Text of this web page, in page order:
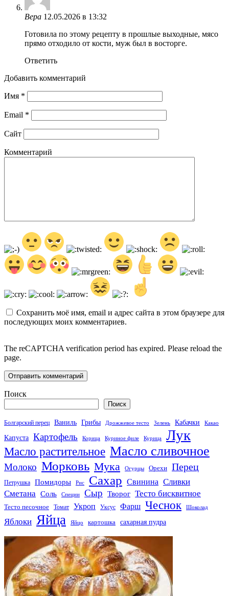
Вера 12.05.2026 в 13:32
Готовила по этому рецепту в прошлые выходные, мясо
прямо отходило от кости, муж был в восторге.
Ответить
Добавить комментарий
Имя *
Email *
Сайт
Комментарий
Сохранить моё имя, email и адрес сайта в этом браузере для
последующих моих комментариев.
The reCAPTCHA verification period has expired. Please reload the
page.
Поиск
Поиск
Болгарский перец Ваниль Грибы Дрожжевое тесто Зелень Кабачки Какао
Капуста Картофель Корица Куриное филе Курица Лук
Масло растительное Масло сливочное
Молоко Морковь Мука Огурцы Орехи Перец
Петрушка Помидоры Рис Сахар Свинина Сливки
Сметана
Соль Специи Сыр Творог Тесто бисквитное
Тесто песочное Томат Укроп Уксус Фарш Чеснок Шоколад
Яблоки Яйца Яйцо картошка сахарная пудра